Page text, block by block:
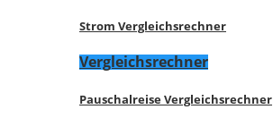
Strom Vergleichsrechner
Vergleichsrechner
Pauschalreise Vergleichsrechner